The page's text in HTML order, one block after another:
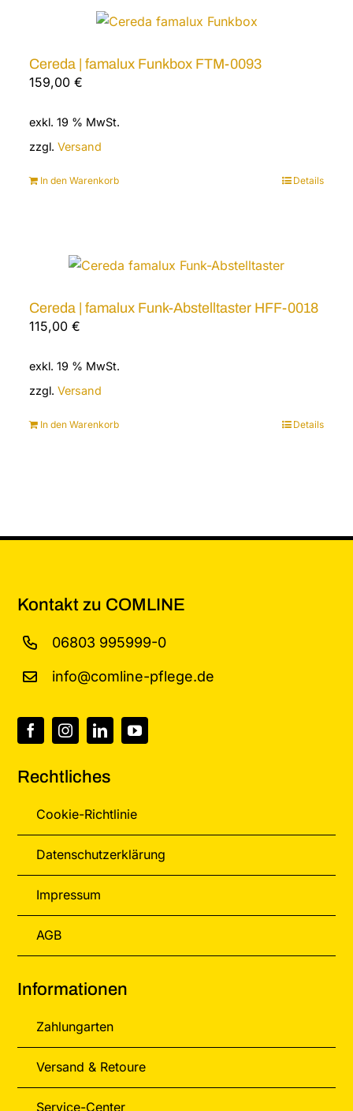
Cereda | famalux Funkbox FTM-0093
159,00€
exkl. 19 % MwSt.
zzgl.Versand
In den Warenkorb Details
Cereda | famalux Funk-Abstelltaster HFF-0018
115,00€
exkl. 19 % MwSt.
zzgl.Versand
In den Warenkorb Details
Kontakt zu COMLINE
06803 995999-0
info@comline-pflege.de
Rechtliches
Cookie-Richtlinie
Datenschutzerklärung
Impressum
AGB
Informationen
Zahlungarten
Versand & Retoure
Service-Center